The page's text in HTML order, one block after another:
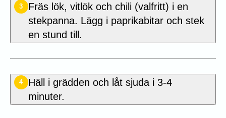
3
Fräs lök, vitlök och chili (valfritt) i en
stekpanna. Lägg i paprikabitar och stek
en stund till.
4
Häll i grädden och låt sjuda i 3-4
minuter.